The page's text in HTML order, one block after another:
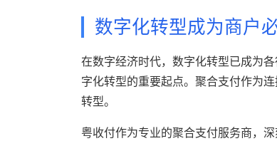
数字化转型成为商户
在数字经济时代，数字化转型已成为
字化转型的重要起点。聚合支付作为
转型。
粤收付作为专业的聚合支付服务商，